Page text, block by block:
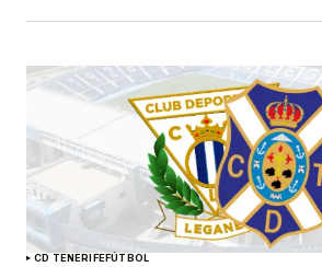
CD TENERIFEFÚTBOL